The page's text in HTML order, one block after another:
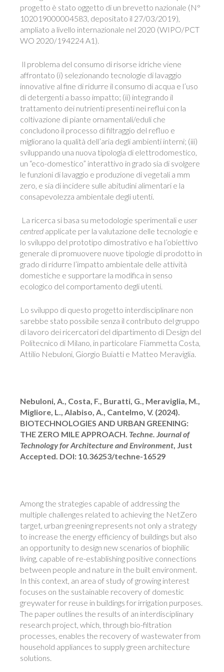
progetto è stato oggetto di un brevetto nazionale (N°
102019000004583, depositato il 27/03/2019),
ampliato a livello internazionale nel 2020 (WIPO/PCT
WO 2020/194224 A1).
Il problema del consumo di risorse idriche viene
affrontato (i) selezionando tecnologie di lavaggio
innovative al fine di ridurre il consumo di acqua e l’uso
di detergenti a basso impatto; (ii) integrando il
trattamento dei nutrienti presenti nei reflui con la
coltivazione di piante ornamentali/eduli che
concludono il processo di filtraggio del refluo e
migliorano la qualità dell’aria degli ambienti interni; (iii)
sviluppando una nuova tipologia di elettrodomestico,
un “eco-domestico” interattivo in grado sia di svolgere
le funzioni di lavaggio e produzione di vegetali a mm
zero, e sia di incidere sulle abitudini alimentari e la
consapevolezza ambientale degli utenti.
La ricerca si basa su metodologie sperimentali e user
centred applicate per la valutazione delle tecnologie e
lo sviluppo del prototipo dimostrativo e ha l’obiettivo
generale di promuovere nuove tipologie di prodotto in
grado di ridurre l’impatto ambientale delle attività
domestiche e supportare la modifica in senso
ecologico del comportamento degli utenti.
Lo sviluppo di questo progetto interdisciplinare non
sarebbe stato possibile senza il contributo del gruppo
di lavoro dei ricercatori del dipartimento di Design del
Politecnico di Milano, in particolare Fiammetta Costa,
Attilio Nebuloni, Giorgio Buiatti e Matteo Meraviglia.
Nebuloni, A., Costa, F., Buratti, G., Meraviglia, M.,
Migliore, L., Alabiso, A., Cantelmo, V. (2024).
BIOTECHNOLOGIES AND URBAN GREENING:
THE ZERO MILE APPROACH. Techne. Journal of
Technology for Architecture and Environment, Just
Accepted. DOI: 10.36253/techne-16529
Among the strategies capable of addressing the
multiple challenges related to achieving the NetZero
target, urban greening represents not only a strategy
to increase the energy efficiency of buildings but also
an opportunity to design new scenarios of biophilic
living, capable of re-establishing positive connections
between people and nature in the built environment.
In this context, an area of study of growing interest
focuses on the sustainable recovery of domestic
greywater for reuse in buildings for irrigation purposes.
The paper outlines the results of an interdisciplinary
research project, which, through bio-filtration
processes, enables the recovery of wastewater from
household appliances to supply green architecture
solutions.